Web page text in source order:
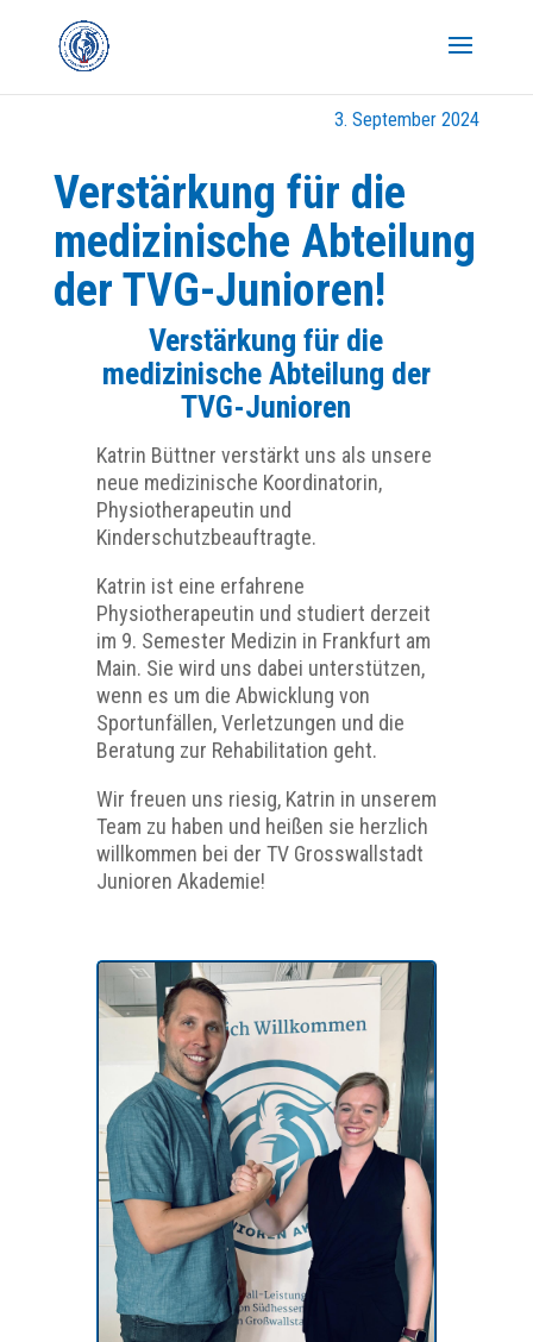
3. September 2024
Verstärkung für die
medizinische Abteilung
der TVG-Junioren!
Verstärkung für die
medizinische Abteilung der
TVG-Junioren
Katrin Büttner verstärkt uns als unsere
neue medizinische Koordinatorin,
Physiotherapeutin und
Kinderschutzbeauftragte.
Katrin ist eine erfahrene
Physiotherapeutin und studiert derzeit
im 9. Semester Medizin in Frankfurt am
Main. Sie wird uns dabei unterstützen,
wenn es um die Abwicklung von
Sportunfällen, Verletzungen und die
Beratung zur Rehabilitation geht.
Wir freuen uns riesig, Katrin in unserem
Team zu haben und heißen sie herzlich
willkommen bei der TV Grosswallstadt
Junioren Akademie!